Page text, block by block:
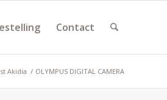
Contact
Akidia / OLYMPUS DIGITAL CAMERA